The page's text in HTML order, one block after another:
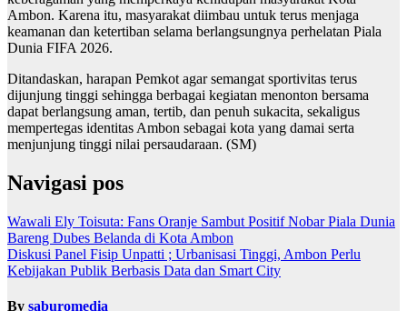
Ambon. Karena itu, masyarakat diimbau untuk terus menjaga
keamanan dan ketertiban selama berlangsungnya perhelatan Piala
Dunia FIFA 2026.
Ditandaskan, harapan Pemkot agar semangat sportivitas terus
dijunjung tinggi sehingga berbagai kegiatan menonton bersama
dapat berlangsung aman, tertib, dan penuh sukacita, sekaligus
mempertegas identitas Ambon sebagai kota yang damai serta
menjunjung tinggi nilai persaudaraan. (SM)
Navigasi pos
Wawali Ely Toisuta: Fans Oranje Sambut Positif Nobar Piala Dunia
Bareng Dubes Belanda di Kota Ambon
Diskusi Panel Fisip Unpatti ; Urbanisasi Tinggi, Ambon Perlu
Kebijakan Publik Berbasis Data dan Smart City
By saburomedia